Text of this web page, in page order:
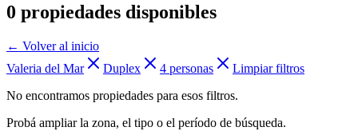
0 propiedades disponibles
← Volver al inicio
Valeria del Mar
Duplex 4 personas
Limpiar filtros
No encontramos propiedades para esos filtros.
Probá ampliar la zona, el tipo o el período de búsqueda.